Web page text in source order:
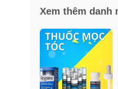
Những dấu hiệu
Nhìn thấy những sợi
Rụng khá nhiều tóc
Xem thêm danh